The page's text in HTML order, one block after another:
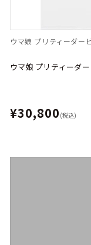
ウマ娘 プリティーダー
ウマ娘 プリティーダ
¥30,800 (税込)